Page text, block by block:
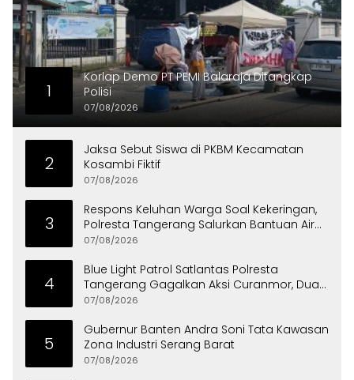
1
Korlap Demo PT PEMI Balaraja Ditangkap
Polisi
07/08/2026
2
Jaksa Sebut Siswa di PKBM Kecamatan
Kosambi Fiktif
07/08/2026
3
Respons Keluhan Warga Soal Kekeringan,
Polresta Tangerang Salurkan Bantuan Air
Bersih ke Panongan
07/08/2026
4
Blue Light Patrol Satlantas Polresta
Tangerang Gagalkan Aksi Curanmor, Dua
Pria Diamankan
07/08/2026
5
Gubernur Banten Andra Soni Tata Kawasan
Zona Industri Serang Barat
07/08/2026